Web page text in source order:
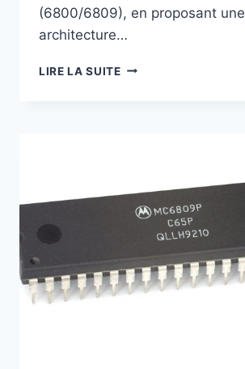
(6800/6809), en proposant une
architecture…
LIRE LA SUITELE